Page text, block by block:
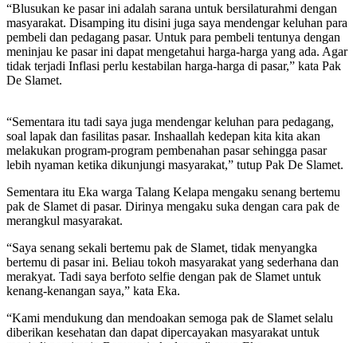
“Blusukan ke pasar ini adalah sarana untuk bersilaturahmi dengan
masyarakat. Disamping itu disini juga saya mendengar keluhan para
pembeli dan pedagang pasar. Untuk para pembeli tentunya dengan
meninjau ke pasar ini dapat mengetahui harga-harga yang ada. Agar
tidak terjadi Inflasi perlu kestabilan harga-harga di pasar,” kata Pak
De Slamet.
“Sementara itu tadi saya juga mendengar keluhan para pedagang,
soal lapak dan fasilitas pasar. Inshaallah kedepan kita kita akan
melakukan program-program pembenahan pasar sehingga pasar
lebih nyaman ketika dikunjungi masyarakat,” tutup Pak De Slamet.
Sementara itu Eka warga Talang Kelapa mengaku senang bertemu
pak de Slamet di pasar. Dirinya mengaku suka dengan cara pak de
merangkul masyarakat.
“Saya senang sekali bertemu pak de Slamet, tidak menyangka
bertemu di pasar ini. Beliau tokoh masyarakat yang sederhana dan
merakyat. Tadi saya berfoto selfie dengan pak de Slamet untuk
kenang-kenangan saya,” kata Eka.
“Kami mendukung dan mendoakan semoga pak de Slamet selalu
diberikan kesehatan dan dapat dipercayakan masyarakat untuk